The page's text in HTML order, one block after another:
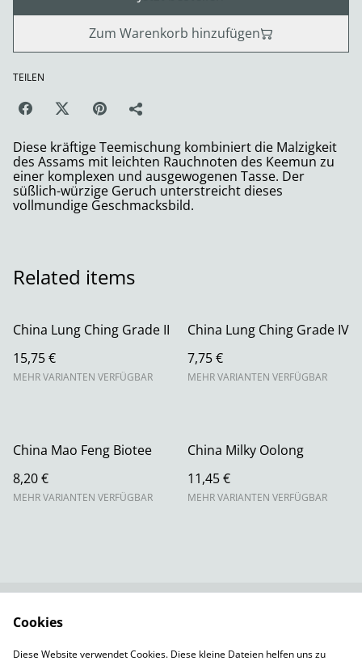
Zum Warenkorb hinzufügen
TEILEN
Diese kräftige Teemischung kombiniert die Malzigkeit
des Assams mit leichten Rauchnoten des Keemun zu
einer komplexen und ausgewogenen Tasse. Der
süßlich-würzige Geruch unterstreicht dieses
vollmundige Geschmacksbild.
Related items
China Lung Ching Grade II
15,75 €
MEHR VARIANTEN VERFÜGBAR
China Lung Ching Grade IV
7,75 €
MEHR VARIANTEN VERFÜGBAR
China Mao Feng Biotee
8,20 €
MEHR VARIANTEN VERFÜGBAR
China Milky Oolong
11,45 €
MEHR VARIANTEN VERFÜGBAR
Cookies
Diese Website verwendet Cookies. Diese kleine Dateien helfen uns zu